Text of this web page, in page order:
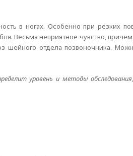
в ногах. Особенно при резких
Весьма неприятное чувство,
шейного отдела позвоночника.
уровень и методы